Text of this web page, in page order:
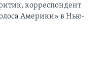
корреспондент
Америки» в Нью-